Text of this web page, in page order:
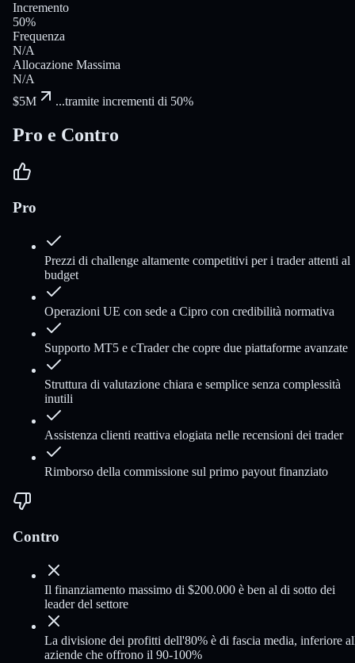
Incremento
50%
Frequenza
N/A
Allocazione Massima
N/A
$5M
...tramite incrementi di 50%
Pro e Contro
Pro
Prezzi di challenge altamente competitivi per i trader attenti al
budget
Operazioni UE con sede a Cipro con credibilità normativa
Supporto MT5 e cTrader che copre due piattaforme avanzate
Struttura di valutazione chiara e semplice senza complessità
inutili
Assistenza clienti reattiva elogiata nelle recensioni dei trader
Rimborso della commissione sul primo payout finanziato
Contro
Il finanziamento massimo di $200.000 è ben al di sotto dei
leader del settore
La divisione dei profitti dell'80% è di fascia media, inferiore
aziende che offrono il 90-100%